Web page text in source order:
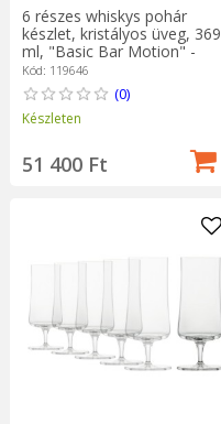
6 részes whiskys pohár
készlet, kristályos üveg, 369
ml, "Basic Bar Motion" -
Schott Zwiesel
Kód: 119646
(0)
Készleten
51 400 Ft